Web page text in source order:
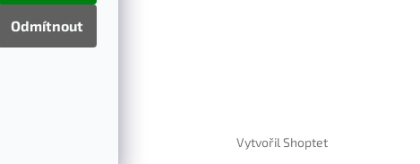
Odmítnout
Vytvořil Shoptet